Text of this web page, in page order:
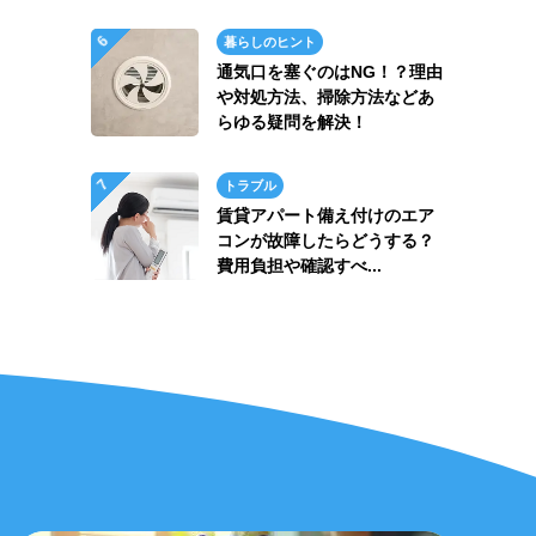
暮らしのヒント
通気口を塞ぐのはNG！？理由
や対処方法、掃除方法などあ
らゆる疑問を解決！
トラブル
賃貸アパート備え付けのエア
コンが故障したらどうする？
費用負担や確認すべ...